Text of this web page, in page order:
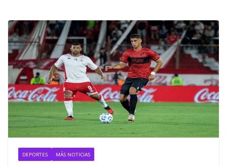
DEPORTES MÁS NOTICIAS